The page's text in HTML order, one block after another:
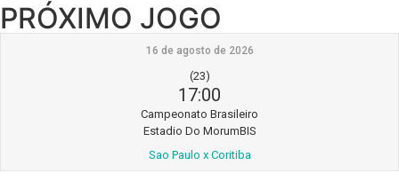
PRÓXIMO JOGO
16 de agosto de 2026
(23)
17:00
Campeonato Brasileiro
Estadio Do MorumBIS
Sao Paulo x Coritiba